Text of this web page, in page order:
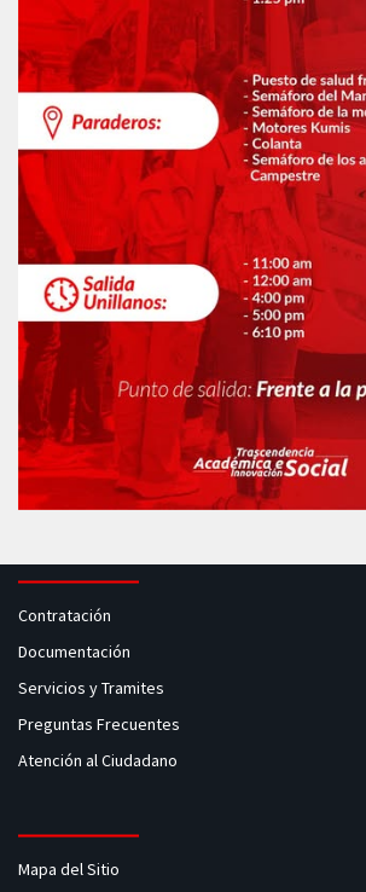
Contratación
Documentación
Servicios y Tramites
Preguntas Frecuentes
Atención al Ciudadano
Mapa del Sitio